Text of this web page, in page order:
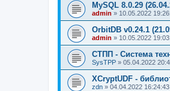
MySQL 8.0.29
admin » 10.05.2022
OrbitDB v0.24.1
admin » 10.05.2022
СТПП - Система
SysTPP » 05.04.2022
XCryptUDF -
zdn » 04.04.2022 16:24:43